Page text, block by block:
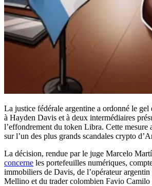
La justice fédérale argentine a ordonné le gel
à Hayden Davis et à deux intermédiaires
l’effondrement du token Libra. Cette mesure
sur l’un des plus grands scandales crypto
La décision, rendue par le juge Marcelo
concerne les portefeuilles numériques,
immobiliers de Davis, de l’opérateur
Mellino et du trader colombien Favio